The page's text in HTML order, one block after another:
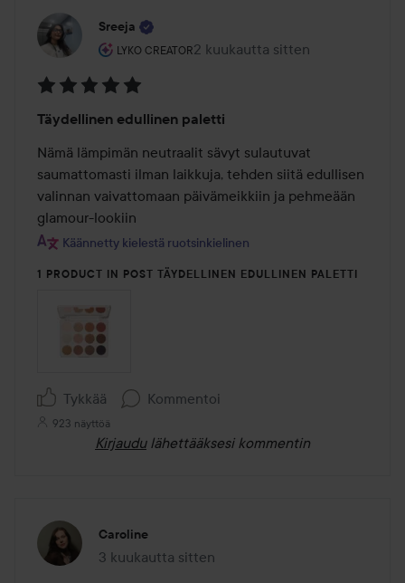
Sreeja
LYKO CREATOR
Käyttäjän rooli: Lyko Creator.
2 kuukautta sitten
Viesti luotiin 2 kuukautta sitten
5
/
5
Täydellinen edullinen paletti
Nämä lämpimän neutraalit sävyt sulautuvat
saumattomasti ilman laikkuja, tehden siitä edullisen
valinnan vaivattomaan päivämeikkiin ja pehmeään
glamour-lookiin
Käännetty kielestä ruotsinkielinen
1 PRODUCT IN POST TÄYDELLINEN EDULLINEN PALETTI
Tykkää Kommentoi
923 näyttöä
Kirjaudu lähettääksesi kommentin
Caroline
3 kuukautta sitten
Viesti luotiin 3 kuukautta sitten